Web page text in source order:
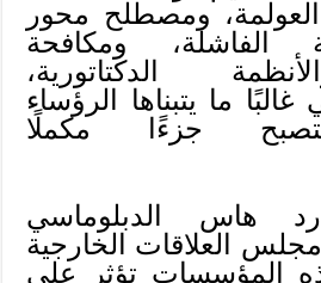
ومصطلح محور
الفاشلة، ومكافحة
الدكتاتورية،
غالبًا ما يتبناها الرؤساء
لتصبح جزءًا مكملًا
هاس الدبلوماسي
العلاقات الخارجية
المؤسسات تؤثر على